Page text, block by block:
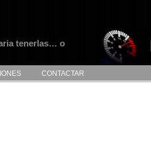
tenerlas… o
CONTACTAR